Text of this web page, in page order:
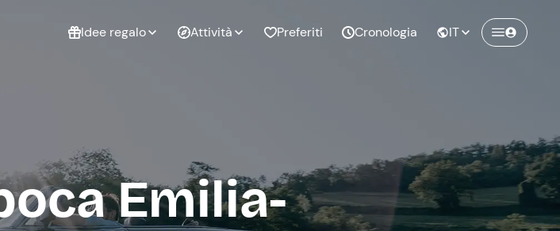
Idee regalo
Esperienze da
regalare
coppia
Attività Preferiti Cronologia IT
Emilia-
Unisciti a una community di avventurieri
come te e colleziona ricordi indimenticabili!